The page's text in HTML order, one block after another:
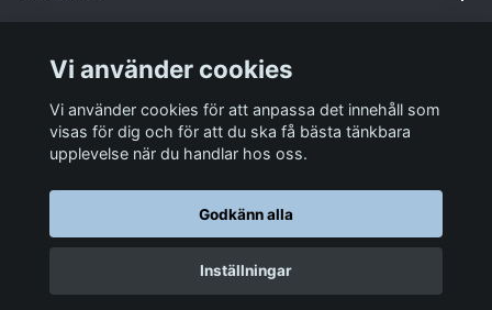
Sociala medier
© 2026 LastaTungt.se
Vi använder cookies
Vi använder cookies för att anpassa det innehåll som
visas för dig och för att du ska få bästa tänkbara
upplevelse när du handlar hos oss.
Godkänn alla
Inställningar